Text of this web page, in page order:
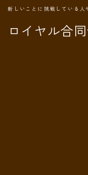
ロイヤル合
新しいことに挑戦している
MENU